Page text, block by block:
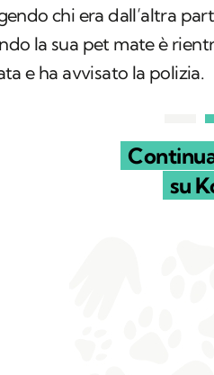
chi era dall’altra
la sua pet mate è
e ha avvisato la polizia.
su